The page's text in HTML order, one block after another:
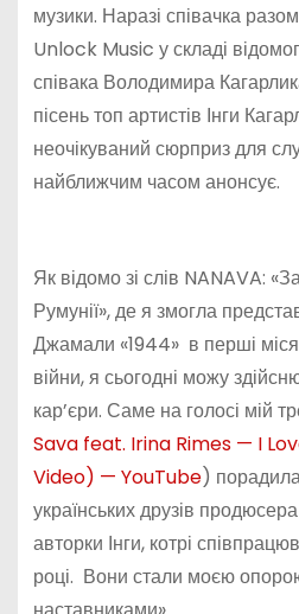
музики. Наразі співачка
Unlock Music у складі
співака Володимира
пісень топ артистів Інги
неочікуваний сюрприз для
найближчим часом анонсує.
Як відомо зі слів NANAVA:
Румунії», де я змогла
Джамали «1944» в перші
війни, я сьогодні можу
кар’єри. Саме на голосі мій
Sava feat. Irina Rimes — I
Video) — YouTube) порадила
українських друзів
авторки Інги, котрі
році. Вони стали моєю